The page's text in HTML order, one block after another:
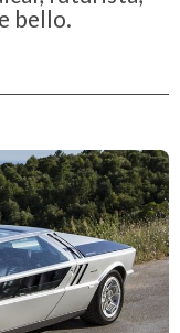
bello.